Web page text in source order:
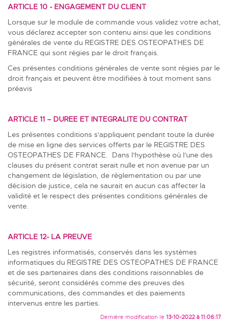
ARTICLE 10 - ENGAGEMENT DU CLIENT
Lorsque sur le module de commande vous validez votre achat,
vous déclarez accepter son contenu ainsi que les conditions
générales de vente du REGISTRE DES OSTEOPATHES DE
FRANCE qui sont régies par le droit français.
Ces présentes conditions générales de vente sont régies par le
droit français et peuvent être modifiées à tout moment sans
préavis
ARTICLE 11 – DUREE ET INTEGRALITE DU CONTRAT
Les présentes conditions s'appliquent pendant toute la durée
de mise en ligne des services offerts par le REGISTRE DES
OSTEOPATHES DE FRANCE. Dans l'hypothèse où l'une des
clauses du présent contrat serait nulle et non avenue par un
changement de législation, de réglementation ou par une
décision de justice, cela ne saurait en aucun cas affecter la
validité et le respect des présentes conditions générales de
vente.
ARTICLE 12- LA PREUVE
Les registres informatisés, conservés dans les systèmes
informatiques du REGISTRE DES OSTEOPATHES DE FRANCE
et de ses partenaires dans des conditions raisonnables de
sécurité, seront considérés comme des preuves des
communications, des commandes et des paiements
intervenus entre les parties.
Dernière modification le 13-10-2022 à 11:06:17